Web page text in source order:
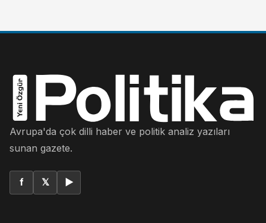
Avrupa'da çok dilli haber ve politik analiz yazıları
sunan gazete.
f 𝕏 ▶